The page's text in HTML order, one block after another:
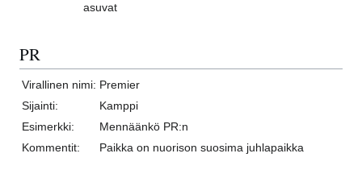
asuvat
PR
Virallinen nimi: Premier
Sijainti:
Kamppi
Esimerkki:
Mennäänkö PR:n
Kommentit:
Paikka on nuorison suosima juhlapaikka